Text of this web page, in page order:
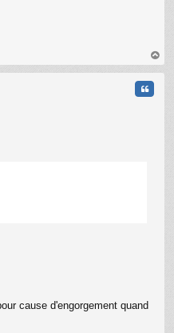
au
cause d'engorgement quand